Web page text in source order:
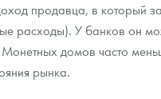
продавца, в который
расходы). У банков он
домов часто
рынка.